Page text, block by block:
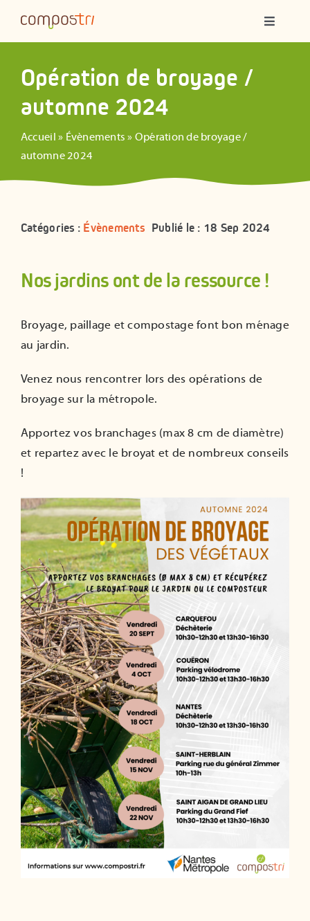
à
Compostage partagé
Ateliers
Ressources
ADHÉRER
Opération de broyage /
automne 2024
Accueil » Évènements » Opération de broyage /
automne 2024
Catégories : Évènements Publié le : 18 Sep 2024
Nos jardins ont de la ressource !
Broyage, paillage et compostage font bon ménage
au jardin.
Venez nous rencontrer lors des opérations de
broyage sur la métropole.
Apportez vos branchages (max 8 cm de diamètre)
et repartez avec le broyat et de nombreux conseils
!